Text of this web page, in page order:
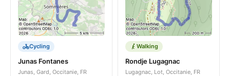
Cycling
Junas Fontanes
Junas, Gard, Occitanie, FR
Walking
Rondje Lugagnac
Lugagnac, Lot, Occitanie, FR